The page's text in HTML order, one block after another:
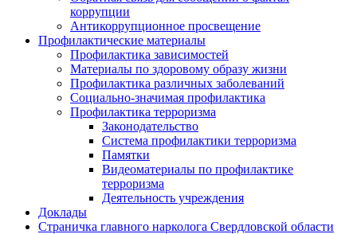
коррупции
Антикоррупционное просвещение
Профилактические материалы
Профилактика зависимостей
Материалы по здоровому образу жизни
Профилактика различных заболеваний
Социально-значимая профилактика
Профилактика терроризма
Законодательство
Система профилактики терроризма
Памятки
Видеоматериалы по профилактике
терроризма
Деятельность учреждения
Доклады
Страничка главного нарколога Свердловской области